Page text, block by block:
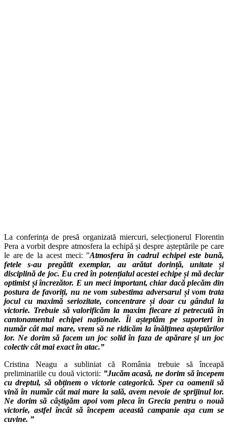
La conferința de presă organizată miercuri, selecționerul Florentin
Pera a vorbit despre atmosfera la echipă și despre așteptările pe care
le are de la acest meci: ”Atmosfera în cadrul echipei este bună,
fetele s-au pregătit exemplar, au arătat dorință, unitate și
disciplină de joc. Eu cred în potențialul acestei echipe și mă declar
optimist și încrezător. E un meci important, chiar dacă plecăm din
postura de favoriți, nu ne vom subestima adversarul și vom trata
jocul cu maximă seriozitate, concentrare și doar cu gândul la
victorie. Trebuie să valorificăm la maxim fiecare zi petrecută în
cantonamentul echipei naționale. Îi așteptăm pe suporteri în
număr cât mai mare, vrem să ne ridicăm la înălțimea așteptărilor
lor. Ne dorim să facem un joc solid în faza de apărare și un joc
colectiv cât mai exact în atac.”
Cristina Neagu a subliniat că România trebuie să înceapă
preliminariile cu două victorii: ”Jucăm acasă, ne dorim să începem
cu dreptul, să obținem o victorie categorică. Sper ca oamenii să
vină în număr cât mai mare la sală, avem nevoie de sprijinul lor.
Ne dorim să câștigăm apoi vom pleca în Grecia pentru o nouă
victorie, astfel încât să începem această campanie așa cum se
cuvine. ”